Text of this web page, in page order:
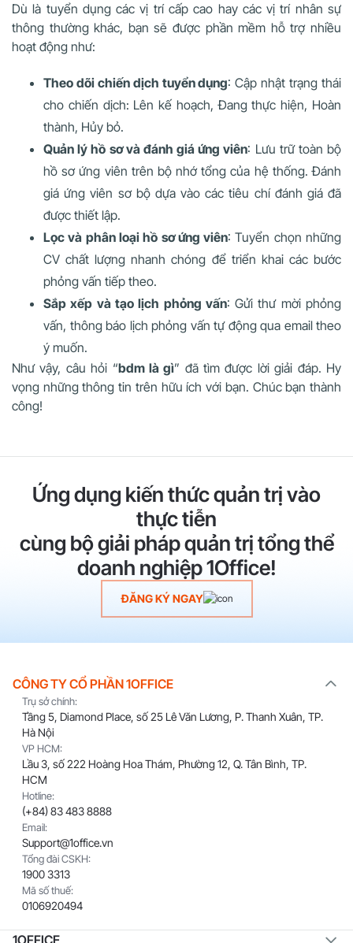
Dù là tuyển dụng các vị trí cấp cao hay các vị trí nhân sự
thông thường khác, bạn sẽ được phần mềm hỗ trợ nhiều
hoạt động như:
Theo dõi chiến dịch tuyển dụng: Cập nhật trạng thái
cho chiến dịch: Lên kế hoạch, Đang thực hiện, Hoàn
thành, Hủy bỏ.
Quản lý hồ sơ và đánh giá ứng viên: Lưu trữ toàn bộ
hồ sơ ứng viên trên bộ nhớ tổng của hệ thống. Đánh
giá ứng viên sơ bộ dựa vào các tiêu chí đánh giá đã
được thiết lập.
Lọc và phân loại hồ sơ ứng viên: Tuyển chọn những
CV chất lượng nhanh chóng để triển khai các bước
phỏng vấn tiếp theo.
Sắp xếp và tạo lịch phỏng vấn: Gửi thư mời phỏng
vấn, thông báo lịch phỏng vấn tự động qua email theo
ý muốn.
Như vậy, câu hỏi “bdm là gì” đã tìm được lời giải đáp. Hy
vọng những thông tin trên hữu ích với bạn. Chúc bạn thành
công!
Ứng dụng kiến thức quản trị vào
thực tiễn
cùng bộ giải pháp quản trị tổng thể
doanh nghiệp 1Office!
ĐĂNG KÝ NGAY
CÔNG TY CỔ PHẦN 1OFFICE
Trụ sở chính:
Tầng 5, Diamond Place, số 25 Lê Văn Lương, P. Thanh Xuân, TP.
Hà Nội
VP HCM:
Lầu 3, số 222 Hoàng Hoa Thám, Phường 12, Q. Tân Bình, TP.
HCM
Hotline:
(+84) 83 483 8888
Email:
Support@1office.vn
Tổng đài CSKH:
1900 3313
Mã số thuế:
0106920494